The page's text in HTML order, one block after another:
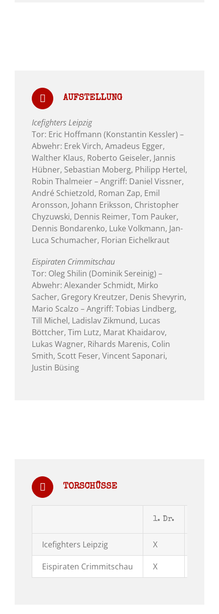
AUFSTELLUNG
Icefighters Leipzig
Tor: Eric Hoffmann (Konstantin Kessler) –
Abwehr: Erek Virch, Amadeus Egger,
Walther Klaus, Roberto Geiseler, Jannis
Hübner, Sebastian Moberg, Philipp Hertel,
Robin Thalmeier – Angriff: Daniel Vissner,
André Schietzold, Roman Zap, Emil
Aronsson, Johann Eriksson, Christopher
Chyzuwski, Dennis Reimer, Tom Pauker,
Dennis Bondarenko, Luke Volkmann, Jan-
Luca Schumacher, Florian Eichelkraut
Eispiraten Crimmitschau
Tor: Oleg Shilin (Dominik Sereinig) –
Abwehr: Alexander Schmidt, Mirko
Sacher, Gregory Kreutzer, Denis Shevyrin,
Mario Scalzo – Angriff: Tobias Lindberg,
Till Michel, Ladislav Zikmund, Lucas
Böttcher, Tim Lutz, Marat Khaidarov,
Lukas Wagner, Rihards Marenis, Colin
Smith, Scott Feser, Vincent Saponari,
Justin Büsing
TORSCHÜSSE
1. Dr.
Icefighters Leipzig X
Eispiraten Crimmitschau X